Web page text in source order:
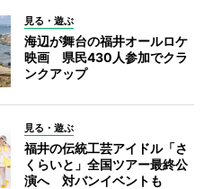
見る・遊ぶ
海辺が舞台の福井オールロケ
映画 県民430人参加でクラ
ンクアップ
見る・遊ぶ
福井の伝統工芸アイドル「さ
くらいと」全国ツアー最終公
演へ 対バンイベントも